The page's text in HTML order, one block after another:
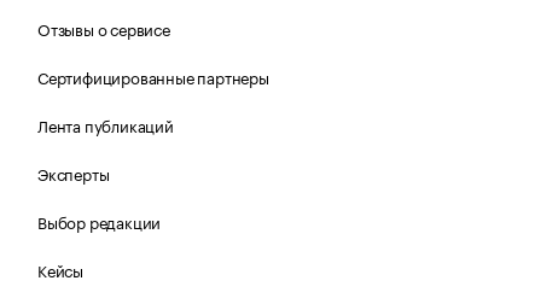
Отзывы о сервисе
Сертифицированные партнеры
Лента публикаций
Эксперты
Выбор редакции
Кейсы